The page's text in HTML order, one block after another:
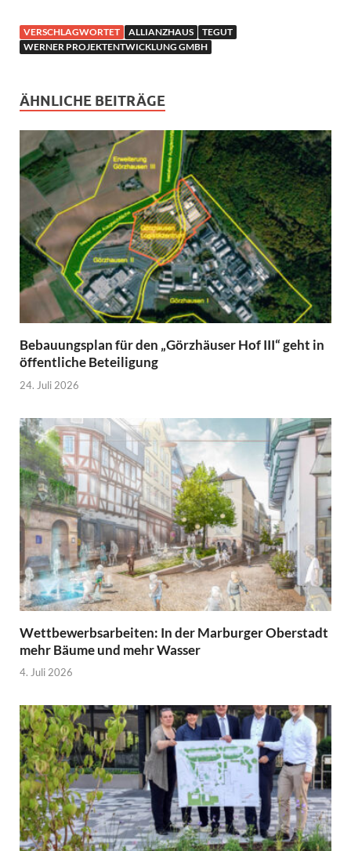
VERSCHLAGWORTET ALLIANZHAUS
TEGUT
WERNER PROJEKTENTWICKLUNG GMBH
ÄHNLICHE BEITRÄGE
Bebauungsplan für den „Görzhäuser Hof III“ geht in
öffentliche Beteiligung
24. Juli 2026
Wettbewerbsarbeiten: In der Marburger Oberstadt
mehr Bäume und mehr Wasser
4. Juli 2026